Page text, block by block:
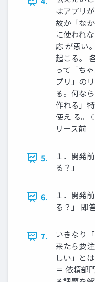
はアプリ
故か「な
に使われ
応 が悪い
起こる。
って「ち
プリ」の
る。何な
作れる」
使え る。
リース前
5.
１．開発
る？」
6.
１．開発
る？」 即
7.
いきなり
来たら要
しい」と
＝ 依頼部